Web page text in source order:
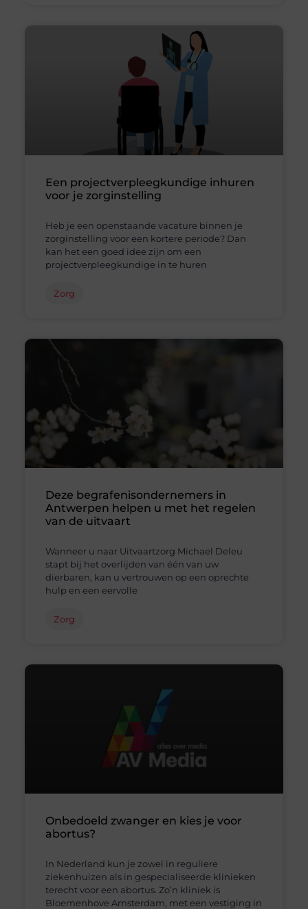
Een projectverpleegkundige inhuren
voor je zorginstelling
Heb je een openstaande vacature binnen je
zorginstelling voor een kortere periode? Dan
kan het een goed idee zijn om een
projectverpleegkundige in te huren
Zorg
Deze begrafenisondernemers in
Antwerpen helpen u met het regelen
van de uitvaart
Wanneer u naar Uitvaartzorg Michael Deleu
stapt bij het overlijden van één van uw
dierbaren, kan u vertrouwen op een oprechte
hulp en een eervolle
Zorg
Onbedoeld zwanger en kies je voor
abortus?
In Nederland kun je zowel in reguliere
ziekenhuizen als in gespecialiseerde klinieken
terecht voor een abortus. Zo’n kliniek is
Bloemenhove Amsterdam, met een vestiging in